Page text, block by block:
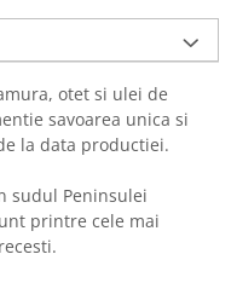
otet si ulei de
savoarea unica si
la data productiei.
sudul Peninsulei
printre cele mai